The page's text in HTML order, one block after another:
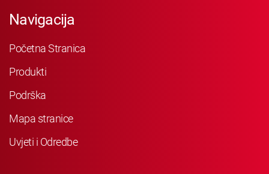
Navigacija
Početna Stranica
Produkti
Podrška
Mapa stranice
Uvjeti i Odredbe